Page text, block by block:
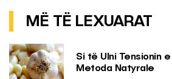
MË TË LEXUARAT
Si të Ulni Tensionin
Metoda Natyrale